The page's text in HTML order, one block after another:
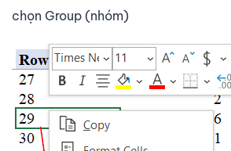
chọn Group (nhóm)